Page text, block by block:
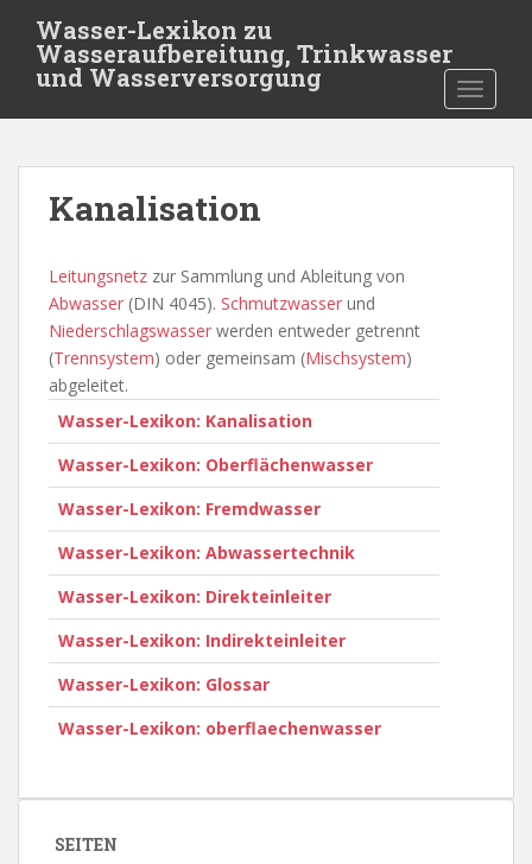
t
Wasser-Lexikon zu
Wasseraufbereitung, Trinkwasser
und Wasserversorgung
Kanalisation
Leitungsnetz zur Sammlung und Ableitung von
Abwasser (DIN 4045). Schmutzwasser und
Niederschlagswasser werden entweder getrennt
(Trennsystem) oder gemeinsam (Mischsystem)
abgeleitet.
Wasser-Lexikon: Kanalisation
Wasser-Lexikon: Oberflächenwasser
Wasser-Lexikon: Fremdwasser
Wasser-Lexikon: Abwassertechnik
Wasser-Lexikon: Direkteinleiter
Wasser-Lexikon: Indirekteinleiter
Wasser-Lexikon: Glossar
Wasser-Lexikon: oberflaechenwasser
SEITEN